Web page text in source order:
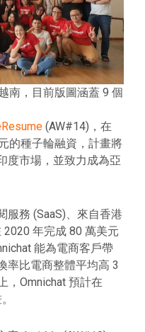
南，目前版圖涵蓋 9 個
(AW#14)，在
的種子輪融資，計畫將
度市場，並致力成為亞
服務 (SaaS)、來自香港
2020 年完成 80 萬美元
能為電商客戶帶
率比電商整體平均高 3
，Omnichat 預計在